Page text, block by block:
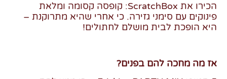
הכירו את ScratchBox: קופסה קסומה ומלאת
פינוקים עם סימני גזירה. כי אחרי שהיא מתרוקנת –
היא הופכת לבית מושלם לחתולים!
אז מה מחכה להם בפנים?